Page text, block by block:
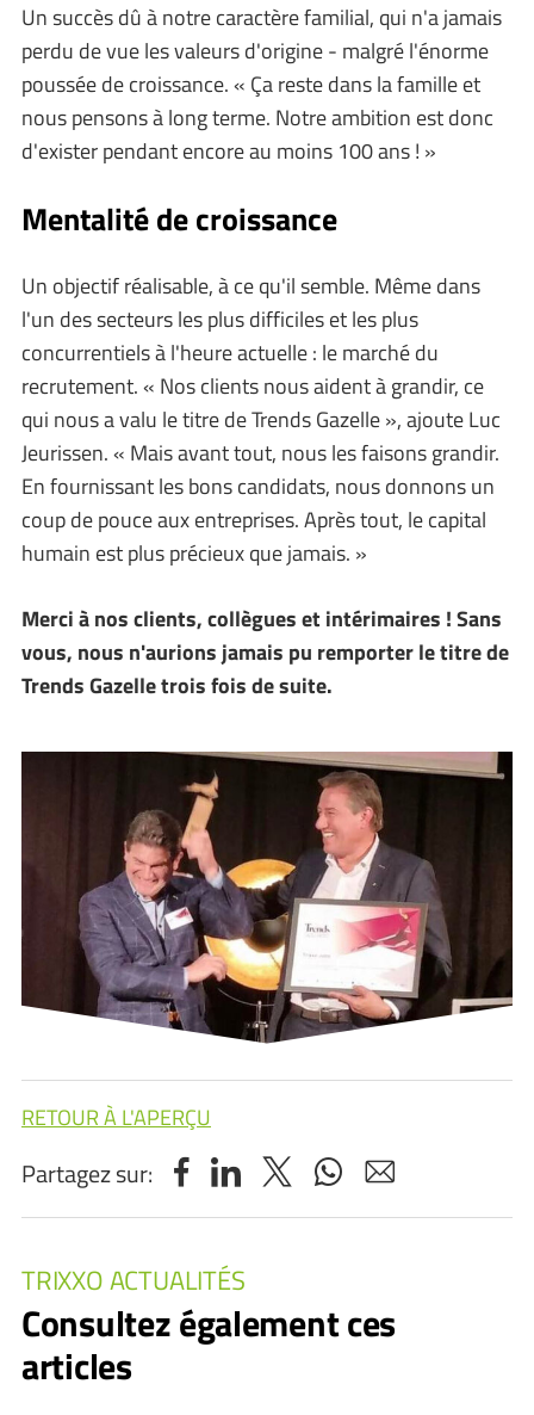
Un succès dû à notre caractère familial, qui n'a jamais
perdu de vue les valeurs d'origine - malgré l'énorme
poussée de croissance. « Ça reste dans la famille et
nous pensons à long terme. Notre ambition est donc
d'exister pendant encore au moins 100 ans ! »
Mentalité de croissance
Un objectif réalisable, à ce qu'il semble. Même dans
l'un des secteurs les plus difficiles et les plus
concurrentiels à l'heure actuelle : le marché du
recrutement. « Nos clients nous aident à grandir, ce
qui nous a valu le titre de Trends Gazelle », ajoute Luc
Jeurissen. « Mais avant tout, nous les faisons grandir.
En fournissant les bons candidats, nous donnons un
coup de pouce aux entreprises. Après tout, le capital
humain est plus précieux que jamais. »
Merci à nos clients, collègues et intérimaires ! Sans
vous, nous n'aurions jamais pu remporter le titre de
Trends Gazelle trois fois de suite.
RETOUR À L'APERÇU
Partagez sur:
TRIXXO ACTUALITÉS
Consultez également ces
articles